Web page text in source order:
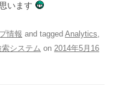
います
情報 and tagged Analytics,
索システム on 2014年5月16